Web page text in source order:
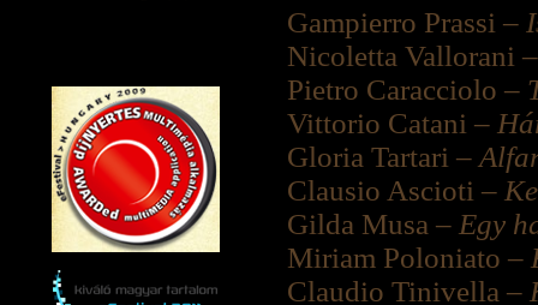
Gampierro Prassi –
Nicoletta Vallorani
Pietro Caracciolo –
Vittorio Catani –
Gloria Tartari –
Clausio Ascioti –
Gilda Musa – Egy
Miriam Poloniato –
Claudio Tinivella –